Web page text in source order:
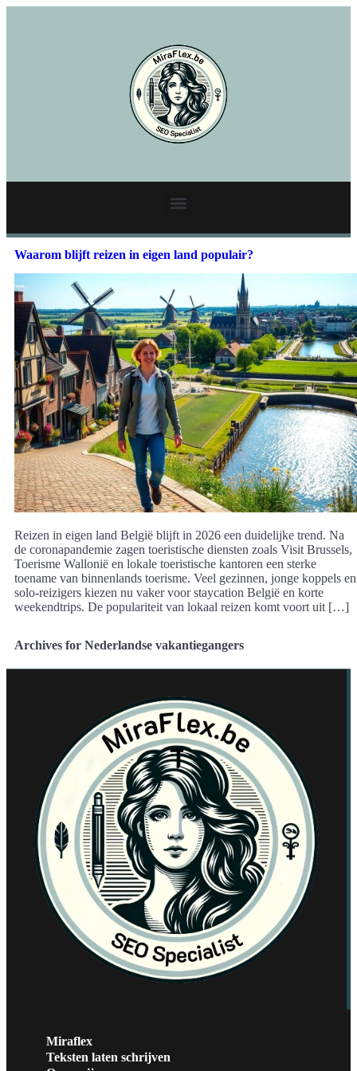
Waarom blijft reizen in eigen land populair?
Reizen in eigen land België blijft in 2026 een duidelijke trend. Na
de coronapandemie zagen toeristische diensten zoals Visit Brussels,
Toerisme Wallonië en lokale toeristische kantoren een sterke
toename van binnenlands toerisme. Veel gezinnen, jonge koppels en
solo-reizigers kiezen nu vaker voor staycation België en korte
weekendtrips. De populariteit van lokaal reizen komt voort uit […]
Archives for Nederlandse vakantiegangers
Miraflex
Teksten laten schrijven